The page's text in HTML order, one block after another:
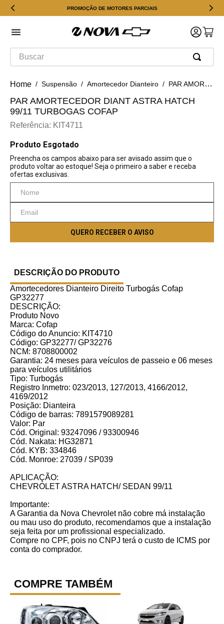
PROMOÇÃO DE MOTORES PARCIAIS
Buscar
Suspensão Amortecedor Dianteiro PAR AMORTECEDOR DIANT ASTRA HATCH 99/11 TURBOGAS COFAP
PAR AMORTECEDOR DIANT ASTRA HATCH
99/11 TURBOGAS COFAP
Referência: KIT4711
DESCRIÇÃO DO PRODUTO
Amortecedores Dianteiro Direito Turbogás Cofap
GP32277
DESCRIÇÃO:
Produto Novo
Marca: Cofap
Código do Anuncio: KIT4710
Código: GP32277/ GP32276
NCM: 8708800002
Garantia: 24 meses para veículos de passeio e 06 meses
para veículos utilitários
Tipo: Turbogás
Registro Inmetro: 023/2013, 127/2013, 4166/2012,
4169/2012
Posição: Dianteira
Código de barras: 7891579089281
Valor: Par
Cód. Original: 93247096 / 93300946
Cód. Nakata: HG32871
Cód. KYB: 334846
Cód. Monroe: 27039 / SP039
APLICAÇÃO:
CHEVROLET ASTRA HATCH/ SEDAN 99/11
Importante:
A Garantia da Nova Chevrolet não cobre má instalação
ou mau uso do produto, recomendamos que a instalação
seja feita por um profissional especializado.
Compre no CPF, pois no CNPJ terá o custo de ICMS por
conta do comprador.
COMPRE TAMBÉM